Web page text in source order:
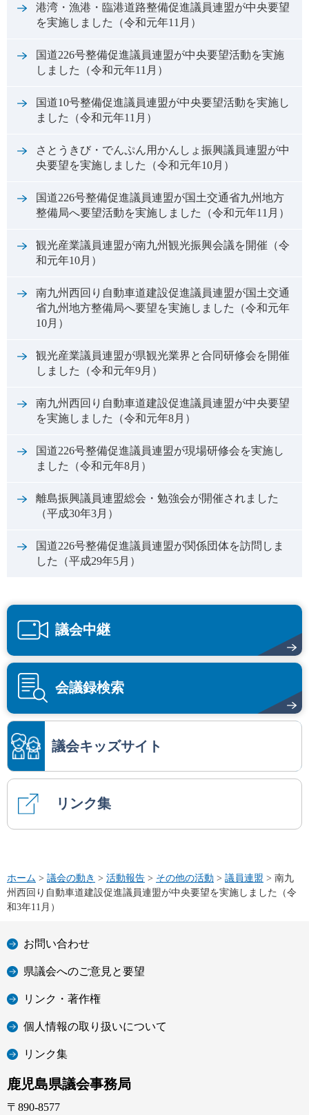
港湾・漁港・臨港道路整備促進議員連盟が中央要望
を実施しました（令和元年11月）
国道226号整備促進議員連盟が中央要望活動を実施
しました（令和元年11月）
国道10号整備促進議員連盟が中央要望活動を実施し
ました（令和元年11月）
さとうきび・でんぷん用かんしょ振興議員連盟が中
央要望を実施しました（令和元年10月）
国道226号整備促進議員連盟が国土交通省九州地方
整備局へ要望活動を実施しました（令和元年11月）
観光産業議員連盟が南九州観光振興会議を開催（令
和元年10月）
南九州西回り自動車道建設促進議員連盟が国土交通
省九州地方整備局へ要望を実施しました（令和元年
10月）
観光産業議員連盟が県観光業界と合同研修会を開催
しました（令和元年9月）
南九州西回り自動車道建設促進議員連盟が中央要望
を実施しました（令和元年8月）
国道226号整備促進議員連盟が現場研修会を実施し
ました（令和元年8月）
離島振興議員連盟総会・勉強会が開催されました
（平成30年3月）
国道226号整備促進議員連盟が関係団体を訪問しま
した（平成29年5月）
議会中継
会議録検索
議会キッズサイト
リンク集
ホーム > 議会の動き > 活動報告 > その他の活動 > 議員連盟 > 南九
州西回り自動車道建設促進議員連盟が中央要望を実施しました（令
和3年11月）
お問い合わせ
県議会へのご意見と要望
リンク・著作権
個人情報の取り扱いについて
リンク集
鹿児島県議会事務局
〒890-8577